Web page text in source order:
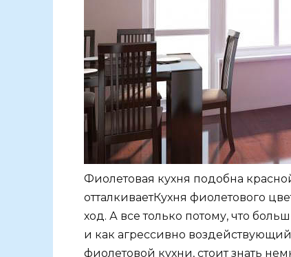
Фиолетовая кухня подобна
отталкиваетКухня фиолетового
ход. А все только потому, что
и как агрессивно
фиолетовой кухни, стоит знать